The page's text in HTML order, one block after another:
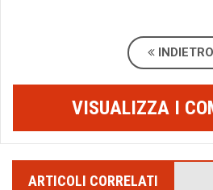
INDIETRO
VISUALIZZA I
ARTICOLI CORRELATI